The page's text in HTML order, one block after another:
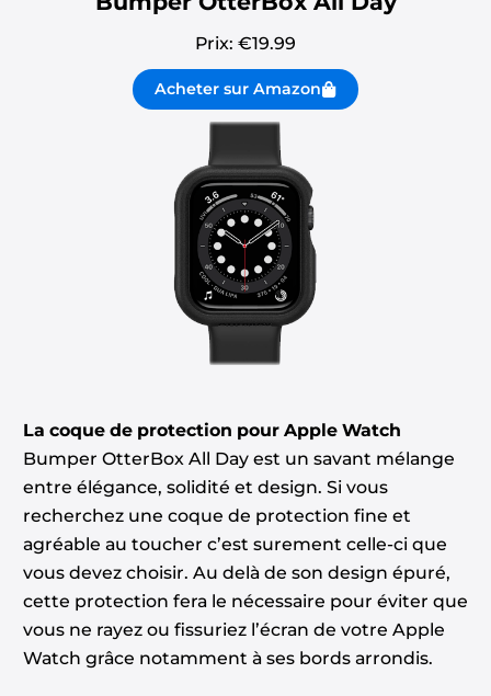
Prix: €19.99
Acheter sur Amazon
La coque de protection pour Apple Watch
Bumper OtterBox All Day est un savant mélange
entre élégance, solidité et design. Si vous
recherchez une coque de protection fine et
agréable au toucher c’est surement celle-ci que
vous devez choisir. Au delà de son design épuré,
cette protection fera le nécessaire pour éviter que
vous ne rayez ou fissuriez l’écran de votre Apple
Watch grâce notamment à ses bords arrondis.